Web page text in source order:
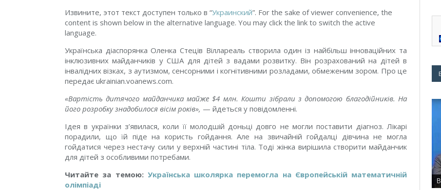
Извините, этот текст доступен только в “Украинский”. For the sake of viewer convenience, the
content is shown below in the alternative language. You may click the link to switch the active
language.
Українська діаспорянка Оленка Стеців Віллареаль створила один із найбільш інноваційних та
інклюзивних майданчиків у США для дітей з вадами розвитку. Він розрахований на дітей в
інвалідних візках, з аутизмом, сенсорними і когнітивними розладами, обмеженим зором. Про це
передає ukrainian.voanews.com.
«Вартість дитячого майданчика майже $4 млн. Кошти зібрали з допомогою благодійників. На
його розробку знадобилося вісім років», — йдеться у повідомленні.
Ідея в українки з’явилася, коли її молодшій доньці довго не могли поставити діагноз. Лікарі
порадили, що їй піде на користь гойдання. Але на звичайній гойдалці дівчина не могла
гойдатися через нестачу сили у верхній частині тіла. Тоді жінка вирішила створити майданчик
для дітей з особливими потребами.
Читайте за темою: Українська школярка перемогла на Європейській математичній
олімпіаді